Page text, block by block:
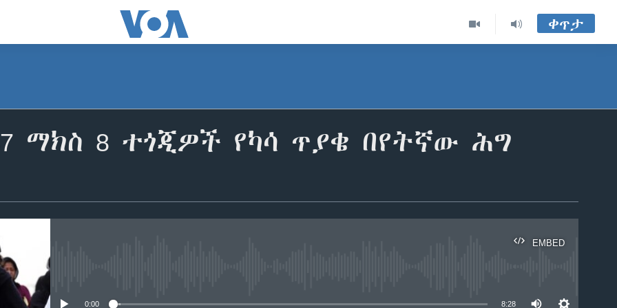
ቀጥታ
ማክስ 8 ተጎጂዎች የካሳ ጥያቄ በየትኛው ሕግ
EMBED
0:00 8:28